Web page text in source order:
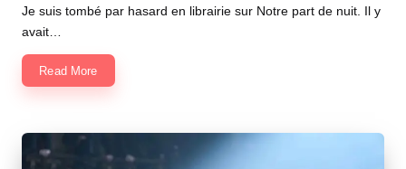
by
Je suis tombé par hasard en librairie sur Notre part de nuit. Il y
avait…
Read More